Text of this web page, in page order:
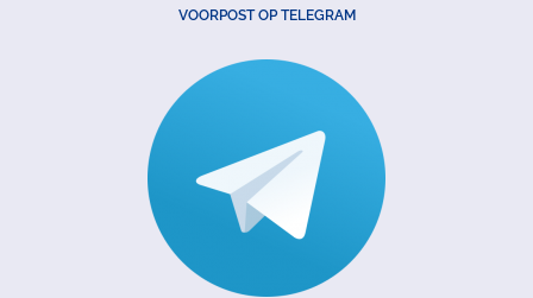
VOORPOST OP TELEGRAM